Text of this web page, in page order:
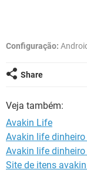
Configuração:
Share
Veja também:
Avakin Life
Avakin life
Avakin life
Site de itens